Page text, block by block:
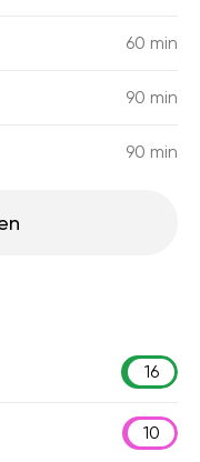
60 min
90 min
90 min
16
10